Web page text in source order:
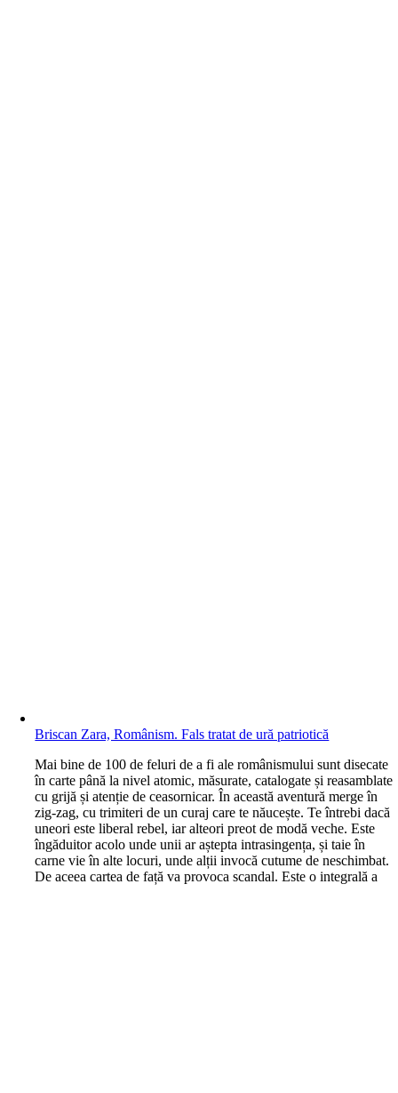
Briscan Zara, Românism. Fals tratat de ură patriotică
Mai bine de 100 de feluri de a fi ale românismului sunt disecate
în carte până la nivel atomic, măsurate, catalogate și reasamblate
cu grijă și atenție de ceasornicar. În această aventură merge în
zig-zag, cu trimiteri de un curaj care te năucește. Te întrebi dacă
uneori este liberal rebel, iar alteori preot de modă veche. Este
îngăduitor acolo unde unii ar aștepta intrasingența, și taie în
carne vie în alte locuri, unde alții invocă cutume de neschimbat.
De aceea cartea de față va provoca scandal. Este o integrală a